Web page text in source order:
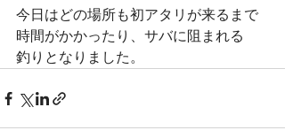
今日はどの場所も初アタリが来るまで
時間がかかったり、サバに阻まれる
釣りとなりました。